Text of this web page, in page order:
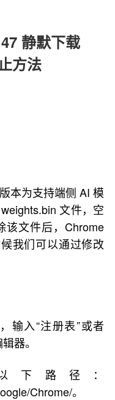
静默下载
方法
为支持端侧 AI 模
文件，空
该文件后，Chrome
我们可以通过修改
入“注册表”或者
器。
路径：
Chrome/。